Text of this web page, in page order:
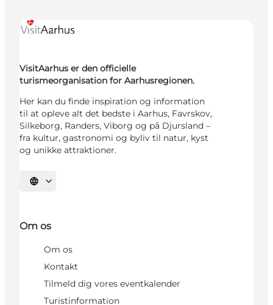
VisitAarhus er den officielle
turismeorganisation for Aarhusregionen.
Her kan du finde inspiration og information
til at opleve alt det bedste i Aarhus, Favrskov,
Silkeborg, Randers, Viborg og på Djursland –
fra kultur, gastronomi og byliv til natur, kyst
og unikke attraktioner.
Vælg sprog
Om os
Om os
Kontakt
Tilmeld dig vores eventkalender
Turistinformation